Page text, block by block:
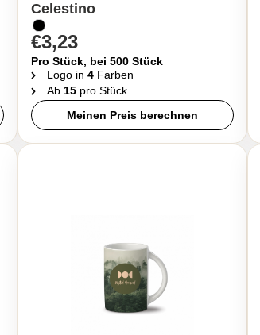
Celestino
€3,23
Pro Stück, bei 500 Stück
Logo in 4Farben
Ab 15pro Stück
Meinen Preis berechnen